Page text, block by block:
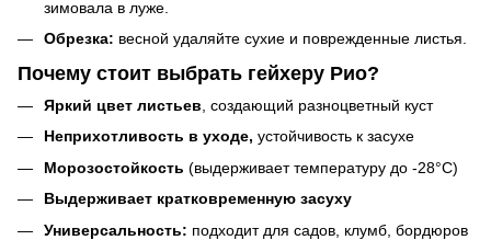
зимовала в луже.
Обрезка: весной удаляйте сухие и поврежденные листья.
Почему стоит выбрать гейхеру Рио?
Яркий цвет листьев , создающий разноцветный куст
Неприхотливость в уходе, устойчивость к засухе
Морозостойкость (выдерживает температуру до -28°C)
Выдерживает кратковременную засуху
Универсальность: подходит для садов, клумб, бордюров